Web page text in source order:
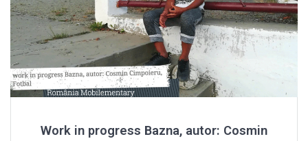
Work in progress Bazna, autor: Cosmin